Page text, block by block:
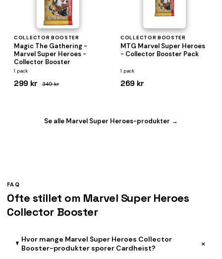
COLLECTOR BOOSTER
Magic The Gathering -
Marvel Super Heroes -
Collector Booster
1 pack
299 kr 349 kr
COLLECTOR BOOSTER
MTG Marvel Super Heroes
- Collector Booster Pack
1 pack
269 kr
Se alle Marvel Super Heroes-produkter →
FAQ
Ofte stillet om Marvel Super Heroes
Collector Booster
Hvor mange Marvel Super Heroes Collector
Booster-produkter sporer Cardheist?
+